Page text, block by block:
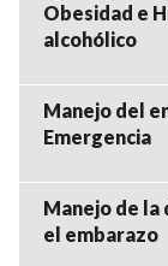
Obesidad e
alcohólico
Manejo del
Emergencia
Manejo de
el embarazo